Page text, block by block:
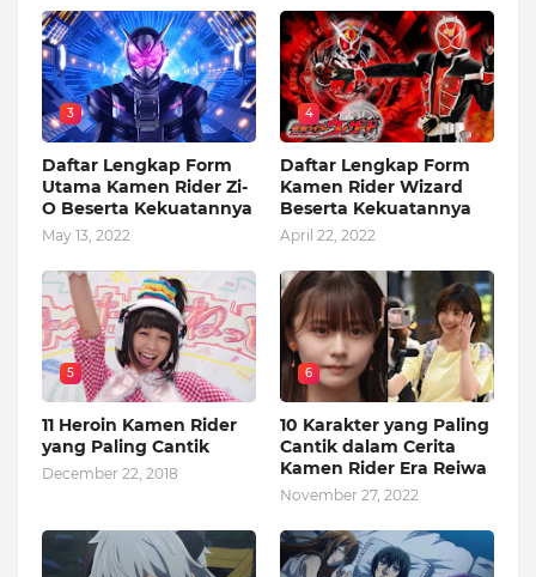
3
Daftar Lengkap Form
Utama Kamen Rider Zi-
O Beserta Kekuatannya
May 13, 2022
4
Daftar Lengkap Form
Kamen Rider Wizard
Beserta Kekuatannya
April 22, 2022
5
11 Heroin Kamen Rider
yang Paling Cantik
December 22, 2018
6
10 Karakter yang Paling
Cantik dalam Cerita
Kamen Rider Era Reiwa
November 27, 2022